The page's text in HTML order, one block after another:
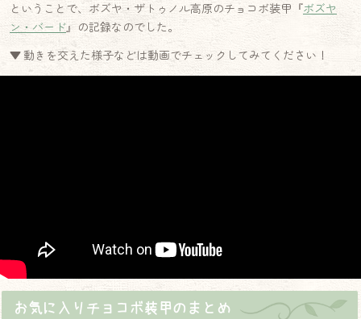
ということで、ボズヤ・ザトゥノル高原のチョコボ装甲『ボズヤ
ン・バード』の記録なのでした。
▼ 動きを交えた様子などは動画でチェックしてみてください！
お気に入りチョコボ装甲のまとめ